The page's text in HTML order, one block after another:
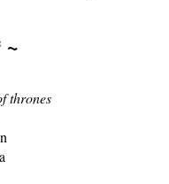
~
thrones